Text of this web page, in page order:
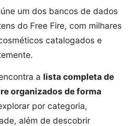
um dos bancos de dados
do Free Fire, com milhares
catalogados e
a lista completa de
organizados de forma
por categoria,
além de descobrir